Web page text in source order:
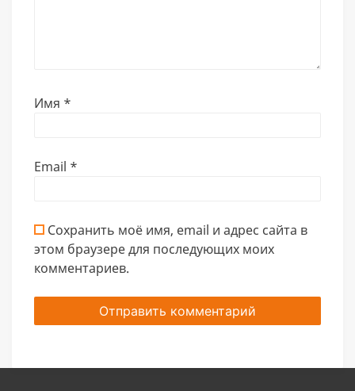
Имя *
Email *
Сохранить моё имя, email и адрес сайта в
этом браузере для последующих моих
комментариев.